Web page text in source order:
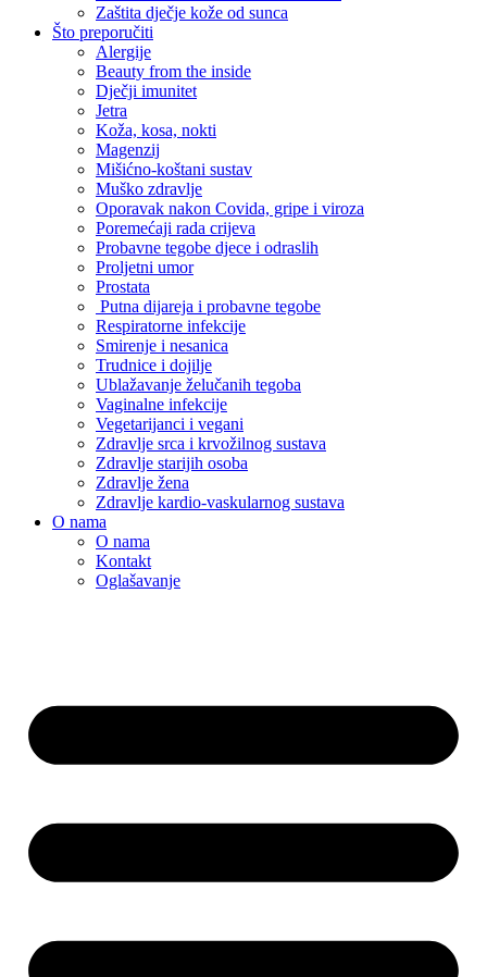
Zaštita dječje kože od sunca
Što preporučiti
Alergije
Beauty from the inside
Dječji imunitet
Jetra
Koža, kosa, nokti
Magenzij
Mišićno-koštani sustav
Muško zdravlje
Oporavak nakon Covida, gripe i viroza
Poremećaji rada crijeva
Probavne tegobe djece i odraslih
Proljetni umor
Prostata
Putna dijareja i probavne tegobe
Respiratorne infekcije
Smirenje i nesanica
Trudnice i dojilje
Ublažavanje želučanih tegoba
Vaginalne infekcije
Vegetarijanci i vegani
Zdravlje srca i krvožilnog sustava
Zdravlje starijih osoba
Zdravlje žena
Zdravlje kardio-vaskularnog sustava
O nama
O nama
Kontakt
Oglašavanje